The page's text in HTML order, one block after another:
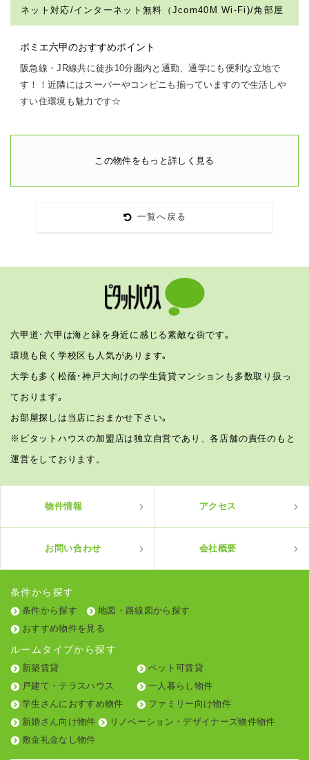
ネット対応/インターネット無料（Jcom40M Wi-Fi)/角部屋
ポミエ六甲のおすすめポイント
阪急線・JR線共に徒歩10分圏内と通勤、通学にも便利な立地で
す！！近隣にはスーパーやコンビニも揃っていますので生活しや
すい住環境も魅力です☆
この物件をもっと詳しく見る
一覧へ戻る
六甲道･六甲は海と緑を身近に感じる素敵な街です｡
環境も良く学校区も人気があります｡
大学も多く松蔭･神戸大向けの学生賃貸マンションも多数取り扱っ
ております｡
お部屋探しは当店におまかせ下さい｡
※ピタットハウスの加盟店は独立自営であり、各店舗の責任のもと
運営をしております。
物件情報 アクセス
お問い合わせ 会社概要
条件から探す
条件から探す
地図・路線図から探す
おすすめ物件を見る
ルームタイプから探す
新築賃貸
ペット可賃貸
戸建て・テラスハウス
一人暮らし物件
学生さんにおすすめ物件
ファミリー向け物件
新婚さん向け物件
リノベーション・デザイナーズ物件物件
敷金礼金なし物件